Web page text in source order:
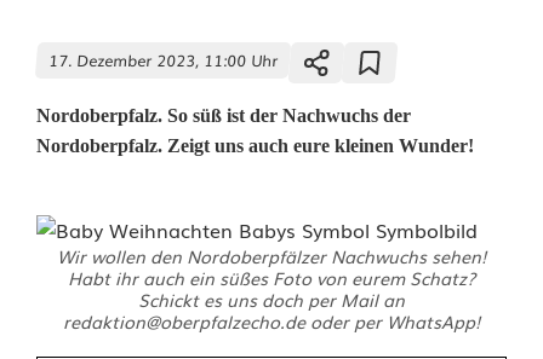
17. Dezember 2023, 11:00 Uhr
Nordoberpfalz. So süß ist der Nachwuchs der
Nordoberpfalz. Zeigt uns auch eure kleinen Wunder!
B Wir wollen den Nordoberpfälzer Nachwuchs sehen!
Habt ihr auch ein süßes Foto von eurem Schatz?
Schickt es uns doch per Mail an
redaktion@oberpfalzecho.de oder per WhatsApp!